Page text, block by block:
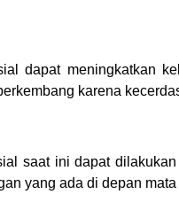
dapat meningkatkan
karena
saat ini dapat
yang ada di depan mata